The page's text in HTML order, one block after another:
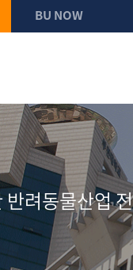
BU NOW
반려동물산업